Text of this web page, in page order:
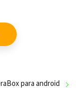
para android